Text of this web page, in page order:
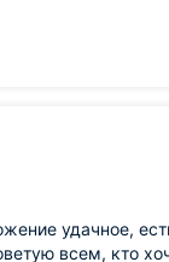
удачное,
всем, кто